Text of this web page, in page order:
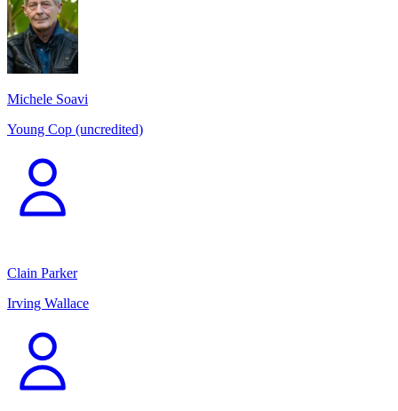
Michele Soavi
Young Cop (uncredited)
Clain Parker
Irving Wallace